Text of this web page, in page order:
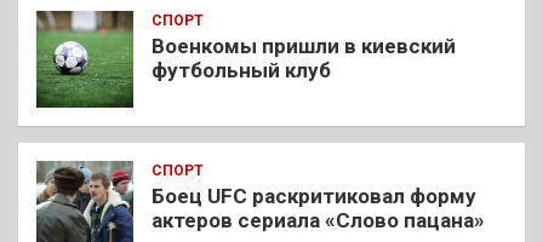
СПОРТ
Военкомы пришли в киевский
футбольный клуб
СПОРТ
Боец UFC раскритиковал форму
актеров сериала «Слово пацана»